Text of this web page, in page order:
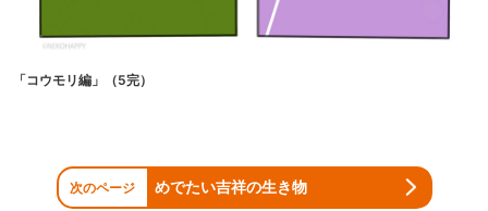
「コウモリ編」（5完）
次のページ めでたい吉祥の生き物